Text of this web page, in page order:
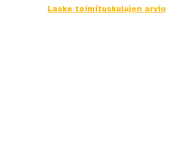
Laske toimituskulujen arvio